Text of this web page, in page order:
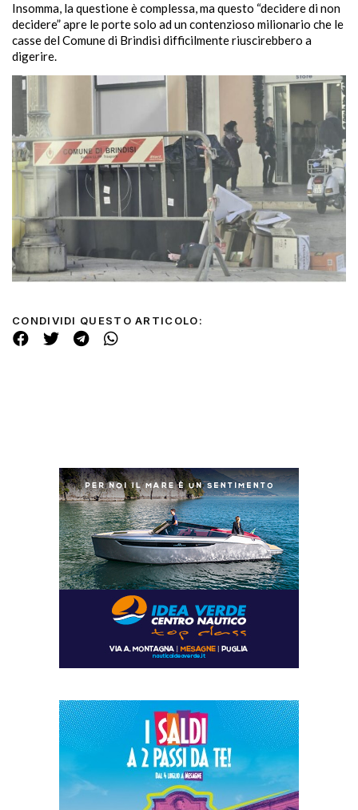
Insomma, la questione è complessa, ma questo “decidere di non
decidere” apre le porte solo ad un contenzioso milionario che le
casse del Comune di Brindisi difficilmente riuscirebbero a
digerire.
CONDIVIDI QUESTO ARTICOLO: